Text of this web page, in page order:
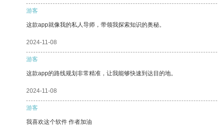
游客
这款app就像我的私人导师，带领我探索知识的奥秘。
2024-11-08
游客
这款app的路线规划非常精准，让我能够快速到达目的地。
2024-11-08
游客
我喜欢这个软件 作者加油